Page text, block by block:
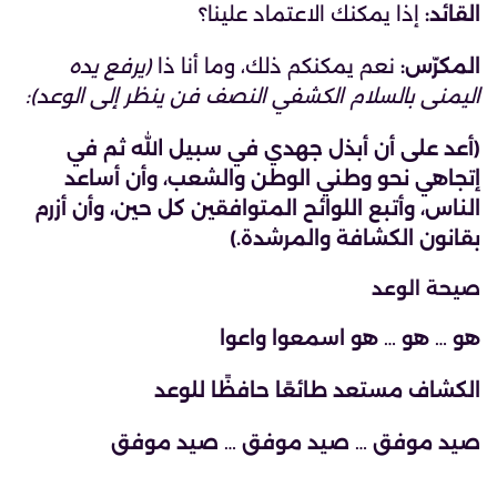
القائد: إذا يمكنك الاعتماد علينا؟
المكرّس: نعم يمكنكم ذلك، وما أنا ذا(يرفع يده
اليمنى بالسلام الكشفي النصف فن ينظر إلى الوعد):
(أعد على أن أبذل جهدي في سبيل الله ثم في
إتجاهي نحو وطني الوطن والشعب، وأن أساعد
الناس، وأتبع اللوائح المتوافقين كل حين، وأن أزرم
بقانون الكشافة والمرشدة.)
صيحة الوعد
هو … هو … هو اسمعوا واعوا
الكشاف مستعد طائعًا حافظًا للوعد
صيد موفق … صيد موفق … صيد موفق